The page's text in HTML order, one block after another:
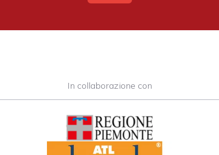
In collaborazione con